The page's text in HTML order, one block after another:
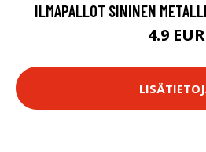
ILMAPALLOT SININEN
4.9 EUR